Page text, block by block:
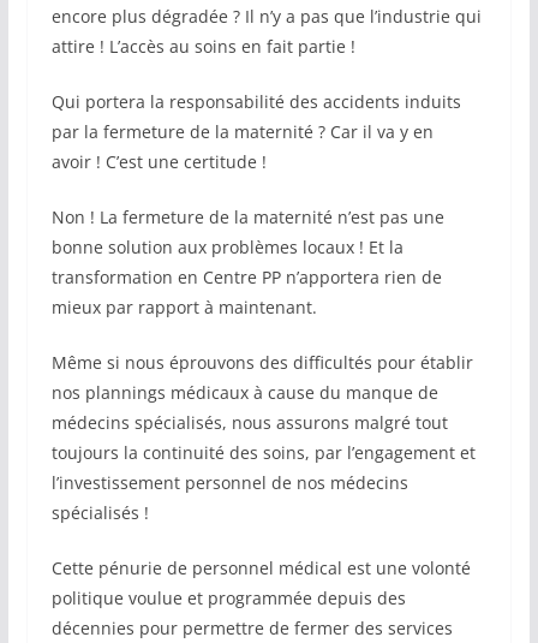
encore plus dégradée ? Il n’y a pas que l’industrie qui
attire ! L’accès au soins en fait partie !
Qui portera la responsabilité des accidents induits
par la fermeture de la maternité ? Car il va y en
avoir ! C’est une certitude !
Non ! La fermeture de la maternité n’est pas une
bonne solution aux problèmes locaux ! Et la
transformation en Centre PP n’apportera rien de
mieux par rapport à maintenant.
Même si nous éprouvons des difficultés pour établir
nos plannings médicaux à cause du manque de
médecins spécialisés, nous assurons malgré tout
toujours la continuité des soins, par l’engagement et
l’investissement personnel de nos médecins
spécialisés !
Cette pénurie de personnel médical est une volonté
politique voulue et programmée depuis des
décennies pour permettre de fermer des services